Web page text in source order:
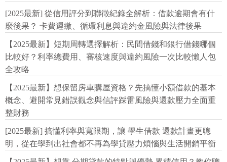
[2025最新] 從信用評分到聯徵紀錄全解析：借款逾期會有什
麼後果？ 卡費遲繳、循環利息與違約金風險與法律後果
【2025最新】短期周轉選擇解析：民間借錢和銀行借錢哪個
比較好？利率總費用、審核速度與違約風險一次比較懶人包
全攻略
【2025最新】想保留房車購屋資格？先搞懂小額借款的基本
概念、避開常見錯誤觀念與信評踩雷風險與還款壓力全面重
整財務
[2025最新] 搞懂利率與寬限期，讓 學生借款 還款計畫更聰
明，從在學到出社會都不再為學貸壓力煩惱與生活開銷平衡